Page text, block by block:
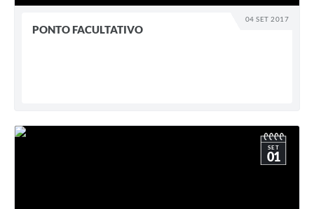
04 SET 2017
PONTO FACULTATIVO
SET
01